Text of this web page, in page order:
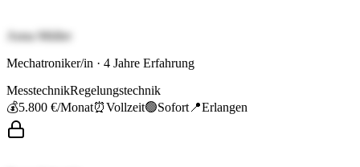
Anna Müller
Mechatroniker/in · 4 Jahre Erfahrung
MesstechnikRegelungstechnik
💰5.800 €/Monat⏰Vollzeit🟢Sofort 📍Erlangen